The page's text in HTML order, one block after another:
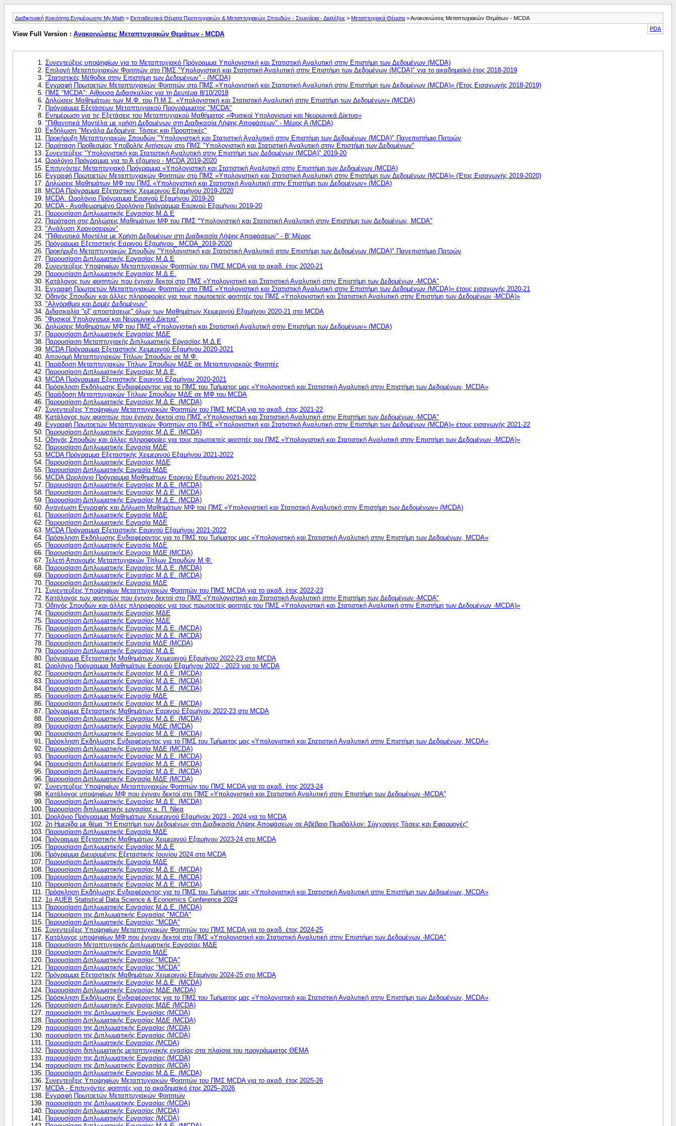
Διαδικτυακή Κοινότητα Ενημέρωσης My.Math > Εκπαιδευτικά Θέματα Προπτυχιακών & Μεταπτυχιακών Σπουδών - Σεμινάρια - Διαλέξεις > Μεταπτυχιακά Θέματα > Ανακοινώσεις Μεταπτυχιακών Θεμάτων - MCDA
PDA
View Full Version : Ανακοινώσεις Μεταπτυχιακών Θεμάτων - MCDA
Συνεντεύξεις υποψηφίων για το Μεταπτυχιακό Πρόγραμμα Υπολογιστική και Στατιστική Αναλυτική στην Επιστήμη των Δεδομένων (MCDA)
Επιλογή Μεταπτυχιακών Φοιτητών στο ΠΜΣ "Υπολογιστική και Στατιστική Αναλυτική στην Επιστήμη των Δεδομένων (MCDA)" για το ακαδημαϊκό έτος 2018-2019
"Στατιστικές Μέθοδοι στην Επιστήμη των Δεδομένων" - (MCDA)
Εγγραφή Πρωτοετών Μεταπτυχιακών Φοιτητών στο ΠΜΣ «Υπολογιστική και Στατιστική Αναλυτική στην Επιστήμη των Δεδομένων (MCDA)» (Έτος Εισαγωγής 2018-2019)
ΠΜΣ "MCDA": Αίθουσα Διδασκαλίας για τη Δευτέρα 8/10/2018
Δηλώσεις Μαθημάτων των Μ.Φ. του Π.Μ.Σ. «Υπολογιστική και Στατιστική Αναλυτική στην Επιστήμη των Δεδομένων» (MCDA)
Πρόγραμμα Εξετάσεων Μεταπτυχιακού Προγράμματος "MCDA"
Ενημέρωση για τις Eξετάσεις του Mεταπτυχιακού Mαθήματος «Φυσικοί Υπολογισμοί και Νευρωνικά Δίκτυα»
"Πιθανοτικά Μοντέλα με χρήση Δεδομένων στη Διαδικασία Λήψης Αποφάσεων" - Μέρος Α (MCDA)
Εκδήλωση "Μεγάλα Δεδομένα: Τάσεις και Προοπτικές"
Προκήρυξη Μεταπτυχιακών Σπουδών "Υπολογιστική και Στατιστική Αναλυτική στην Επιστήμη των Δεδομένων (MCDA)" Πανεπιστήμιο Πατρών
Παράταση Προθεσμίας Υποβολής Αιτήσεων στο ΠΜΣ "Υπολογιστική και Στατιστική Αναλυτική στην Επιστήμη των Δεδομένων"
Συνεντεύξεις "Υπολογιστική και Στατιστική Αναλυτική στην Επιστήμη των Δεδομένων (MCDA)" 2019-20
Ωρολόγιο Πρόγραμμα για το Ά εξάμηνο - MCDA 2019-2020
Eπιτυχόντες Μεταπτυχιακό Πρόγραμμα «Υπολογιστική και Στατιστική Αναλυτική στην Επιστήμη των Δεδομένων (MCDA)
Εγγραφή Πρωτοετών Μεταπτυχιακών Φοιτητών στο ΠΜΣ «Υπολογιστική και Στατιστική Αναλυτική στην Επιστήμη των Δεδομένων (MCDA)» (Έτος Εισαγωγής 2019-2020)
Δηλώσεις Μαθημάτων ΜΦ του ΠΜΣ «Υπολογιστική και Στατιστική Αναλυτική στην Επιστήμη των Δεδομένων» (MCDA)
MCDA Πρόγραμμα Εξεταστικής Χειμερινού Εξαμήνου 2019-2020
MCDA. Ωρολόγιο Πρόγραμμα Εαρινού Εξαμήνου 2019-20
MCDA - Αναθεωρημένο Ωρολόγιο Πρόγραμμα Εαρινού Εξαμήνου 2019-20
Παρουσίαση Διπλωματικής Εργασίας Μ.Δ.Ε
Παράταση στις Δηλώσεις Μαθημάτων ΜΦ του ΠΜΣ "Υπολογιστική και Στατιστική Αναλυτική στην Επιστήμη των Δεδομένων, MCDA"
"Ανάλυση Χρονοσειρών"
"Πιθανοτικά Μοντέλα με Χρήση Δεδομένων στη Διαδικασία Λήψης Αποφάσεων" - Β' Μέρος
Πρόγραμμα Εξεταστικής Eαρινού Εξαμήνου_ MCDA_2019-2020
Προκήρυξη Μεταπτυχιακών Σπουδών "Υπολογιστική και Στατιστική Αναλυτική στην Επιστήμη των Δεδομένων (MCDA)" Πανεπιστήμιο Πατρών
Παρουσίαση Διπλωματικής Εργασίας Μ.Δ.Ε
Συνεντεύξεις Υποψηφίων Μεταπτυχιακών Φοιτητών του ΠΜΣ MCDA για το ακαδ. έτος 2020-21
Παρουσίαση Διπλωματικής Εργασίας Μ.Δ.Ε.
Κατάλογος των φοιτητών που έγιναν δεκτοί στο ΠΜΣ «Υπολογιστική και Στατιστική Αναλυτική στην Επιστήμη των Δεδομένων -MCDA"
Εγγραφή Πρωτοετών Μεταπτυχιακών Φοιτητών στο ΠΜΣ «Υπολογιστική και Στατιστική Αναλυτική στην Επιστήμη των Δεδομένων (MCDA)» έτους εισαγωγής 2020-21
Οδηγός Σπουδών και άλλες πληροφορίες για τους πρωτοετείς φοιτητές του ΠΜΣ «Υπολογιστική και Στατιστική Αναλυτική στην Επιστήμη των Δεδομένων -MCDA)»
"Αλγόριθμοι και Δομές Δεδομένων"
Διδασκαλία "εξ' αποστάσεως" όλων των Μαθημάτων Χειμερινού Εξαμήνου 2020-21 στο MCDA
"Φυσικοί Yπολογισμοί και Nευρωνικά Δίκτυα"
Δηλώσεις Μαθημάτων ΜΦ του ΠΜΣ «Υπολογιστική και Στατιστική Αναλυτική στην Επιστήμη των Δεδομένων» (MCDA)
Παρουσίαση Διπλωματικής Εργασίας ΜΔΕ
Παρουσίαση Μεταπτυχιακής Διπλωματικής Εργασίας Μ.Δ.Ε
MCDA Πρόγραμμα Εξεταστικής Χειμερινού Εξαμήνου 2020-2021
Απονομή Μεταπτυχιακών Τίτλων Σπουδών σε Μ.Φ.
Παράδοση Μεταπτυχιακών Τίτλων Σπουδών ΜΔΕ σε Μεταπτυχιακούς Φοιτητές
Παρουσίαση Διπλωματικής Εργασίας Μ.Δ.Ε.
MCDA Πρόγραμμα Εξεταστικής Εαρινού Εξαμήνου 2020-2021
Πρόσκληση Εκδήλωσης Ενδιαφέροντος για το ΠΜΣ του Τμήματος μας «Υπολογιστική και Στατιστική Αναλυτική στην Επιστήμη των Δεδομένων, MCDA»
Παράδοση Μεταπτυχιακών Τίτλων Σπουδών ΜΔΕ σε ΜΦ του MCDA
Παρουσίαση Διπλωματικής Εργασίας Μ.Δ.Ε. (MCDA)
Συνεντεύξεις Υποψηφίων Μεταπτυχιακών Φοιτητών του ΠΜΣ MCDA για το ακαδ. έτος 2021-22
Κατάλογος των φοιτητών που έγιναν δεκτοί στο ΠΜΣ «Υπολογιστική και Στατιστική Αναλυτική στην Επιστήμη των Δεδομένων -MCDA"
Εγγραφή Πρωτοετών Μεταπτυχιακών Φοιτητών στο ΠΜΣ «Υπολογιστική και Στατιστική Αναλυτική στην Επιστήμη των Δεδομένων (MCDA)» έτους εισαγωγής 2021-22
Παρουσίαση Διπλωματικής Εργασίας Μ.Δ.Ε. (MCDA)
Οδηγός Σπουδών και άλλες πληροφορίες για τους πρωτοετείς φοιτητές του ΠΜΣ «Υπολογιστική και Στατιστική Αναλυτική στην Επιστήμη των Δεδομένων -MCDA)»
Παρουσίαση Διπλωματικής Εργασία ΜΔΕ
MCDA Πρόγραμμα Εξεταστικής Χειμερινού Εξαμήνου 2021-2022
Παρουσίαση Διπλωματικής Εργασίας ΜΔΕ
Παρουσίαση Διπλωματικής Εργασία ΜΔΕ
MCDA Ωρολόγιο Πρόγραμμα Μαθημάτων Εαρινού Εξαμήνου 2021-2022
Παρουσίαση Διπλωματικής Εργασίας Μ.Δ.Ε. (MCDA)
Παρουσίαση Διπλωματικής Εργασίας Μ.Δ.Ε. (MCDA)
Παρουσίαση Διπλωματικής Εργασίας Μ.Δ.Ε. (MCDA)
Ανανέωση Εγγραφής και Δήλωση Μαθημάτων ΜΦ του ΠΜΣ «Υπολογιστική και Στατιστική Αναλυτική στην Επιστήμη των Δεδομένων» (MCDA)
Παρουσίαση Διπλωματικής Εργασία ΜΔΕ
Παρουσίαση Διπλωματικής Εργασία ΜΔΕ
MCDA Πρόγραμμα Εξεταστικής Εαρινού Εξαμήνου 2021-2022
Πρόσκληση Εκδήλωσης Ενδιαφέροντος για το ΠΜΣ του Τμήματος μας «Υπολογιστική και Στατιστική Αναλυτική στην Επιστήμη των Δεδομένων, MCDA»
Παρουσίαση Διπλωματικής Εργασία ΜΔΕ
Παρουσίαση Διπλωματικής Εργασία ΜΔΕ (MCDA)
Τελετή Απονομής Μεταπτυχιακών Τίτλων Σπουδών Μ.Φ.
Παρουσίαση Διπλωματικής Εργασίας Μ.Δ.Ε. (MCDA)
Παρουσίαση Διπλωματικής Εργασίας Μ.Δ.Ε. (MCDA)
Παρουσίαση Διπλωματικής Εργασία ΜΔΕ
Συνεντεύξεις Υποψηφίων Μεταπτυχιακών Φοιτητών του ΠΜΣ MCDA για το ακαδ. έτος 2022-23
Κατάλογος των φοιτητών που έγιναν δεκτοί στο ΠΜΣ «Υπολογιστική και Στατιστική Αναλυτική στην Επιστήμη των Δεδομένων -MCDA"
Οδηγός Σπουδών και άλλες πληροφορίες για τους πρωτοετείς φοιτητές του ΠΜΣ «Υπολογιστική και Στατιστική Αναλυτική στην Επιστήμη των Δεδομένων -MCDA)»
Παρουσίαση Διπλωματικής Εργασίας ΜΔΕ
Παρουσίαση Διπλωματικής Εργασίας ΜΔΕ
Παρουσίαση Διπλωματικής Εργασίας Μ.Δ.Ε. (MCDA)
Παρουσίαση Διπλωματικής Εργασίας Μ.Δ.Ε. (MCDA)
Παρουσίαση Διπλωματικής Εργασία ΜΔΕ (MCDA)
Παρουσίαση Διπλωματικής Εργασίας Μ.Δ.Ε
Πρόγραμμα Εξεταστικής Μαθημάτων Χειμερινού Εξαμήνου 2022-23 στο MCDA
Ωρολόγιο Πρόγραμμα Μαθημάτων Εαρινού Εξαμήνου 2022 - 2023 για το MCDA
Παρουσίαση Διπλωματικής Εργασίας Μ.Δ.Ε. (MCDA)
Παρουσίαση Διπλωματικής Εργασίας Μ.Δ.Ε. (MCDA)
Παρουσίαση Διπλωματικής Εργασίας Μ.Δ.Ε. (MCDA)
Παρουσίαση Διπλωματικής Εργασία ΜΔΕ
Παρουσίαση Διπλωματικής Εργασίας Μ.Δ.Ε. (MCDA)
Πρόγραμμα Εξεταστικής Μαθημάτων Εαρινού Εξαμήνου 2022-23 στο MCDA
Παρουσίαση Διπλωματικής Εργασίας Μ.Δ.Ε. (MCDA)
Παρουσίαση Διπλωματικής Εργασία ΜΔΕ (MCDA)
Παρουσίαση Διπλωματικής Εργασίας Μ.Δ.Ε. (MCDA)
Πρόσκληση Εκδήλωσης Ενδιαφέροντος για το ΠΜΣ του Τμήματος μας «Υπολογιστική και Στατιστική Αναλυτική στην Επιστήμη των Δεδομένων, MCDA»
Παρουσίαση Διπλωματικής Εργασία ΜΔΕ (MCDA)
Παρουσίαση Διπλωματικής Εργασίας Μ.Δ.Ε. (MCDA)
Παρουσίαση Διπλωματικής Εργασίας Μ.Δ.Ε. (MCDA)
Παρουσίαση Διπλωματικής Εργασίας Μ.Δ.Ε. (MCDA)
Παρουσίαση Διπλωματικής Εργασία ΜΔΕ (MCDA)
Συνεντεύξεις Υποψηφίων Μεταπτυχιακών Φοιτητών του ΠΜΣ MCDA για το ακαδ. έτος 2023-24
Κατάλογος υποψηφίων ΜΦ που έγιναν δεκτοί στο ΠΜΣ «Υπολογιστική και Στατιστική Αναλυτική στην Επιστήμη των Δεδομένων -MCDA"
Παρουσίαση Διπλωματικής Εργασίας Μ.Δ.Ε. (MCDA)
Παρουσίαση διπλωματικής εργασίας κ. Π. Νίκα
Ωρολόγιο Πρόγραμμα Μαθημάτων Χειμερινού Εξαμήνου 2023 - 2024 για το MCDA
2η Ημερίδα με θέμα "Η Επιστήμη των Δεδομένων στη Διαδικασία Λήψης Αποφάσεων σε Αβέβαιο Περιβάλλον: Σύγχρονες Τάσεις και Εφαρμογές"
Παρουσίαση Διπλωματικής Εργασία ΜΔΕ
Πρόγραμμα Εξεταστικής Μαθημάτων Χειμερινού Εξαμήνου 2023-24 στο MCDA
Παρουσίαση Διπλωματικής Εργασίας Μ.Δ.Ε
Πρόγραμμα Διευρυμένης Εξεταστικής Ιουνίου 2024 στο MCDA
Παρουσίαση Διπλωματικής Εργασία ΜΔΕ
Παρουσίαση Διπλωματικής Εργασίας Μ.Δ.Ε. (MCDA)
Παρουσίαση Διπλωματικής Εργασίας Μ.Δ.Ε. (MCDA)
Παρουσίαση Διπλωματικής Εργασίας Μ.Δ.Ε. (MCDA)
Πρόσκληση Εκδήλωσης Ενδιαφέροντος για το ΠΜΣ του Τμήματος μας «Υπολογιστική και Στατιστική Αναλυτική στην Επιστήμη των Δεδομένων, MCDA»
1ο AUEB Statistical Data Science & Economics Conference 2024
Παρουσίαση Διπλωματικής Εργασίας Μ.Δ.Ε. (MCDA)
Παρουσίαση της Διπλωματικής Εργασίας "ΜCDA"
Παρουσίαση Διπλωματικής Εργασίας "ΜCDA"
Συνεντεύξεις Υποψηφίων Μεταπτυχιακών Φοιτητών του ΠΜΣ MCDA για το ακαδ. έτος 2024-25
Κατάλογος υποψηφίων ΜΦ που έγιναν δεκτοί στο ΠΜΣ «Υπολογιστική και Στατιστική Αναλυτική στην Επιστήμη των Δεδομένων -MCDA"
Παρουσίαση Μεταπτυχιακής Διπλωματικής Εργασίας ΜΔΕ
Παρουσίαση Διπλωματικής Εργασία ΜΔΕ
Παρουσίαση Διπλωματικής Εργασίας "ΜCDA"
Παρουσίαση Διπλωματικής Εργασίας "ΜCDA"
Πρόγραμμα Εξεταστικής Μαθημάτων Χειμερινού Εξαμήνου 2024-25 στο MCDA
Παρουσίαση Διπλωματικής Εργασίας Μ.Δ.Ε. (MCDA)
Παρουσίαση Διπλωματικής Εργασίας ΜΔΕ (MCDA)
Πρόσκληση Εκδήλωσης Ενδιαφέροντος για το ΠΜΣ του Τμήματος μας «Υπολογιστική και Στατιστική Αναλυτική στην Επιστήμη των Δεδομένων, MCDA»
Παρουσίαση Διπλωματικής Εργασίας ΜΔΕ (MCDA)
παρουσίαση της Διπλωματικής Εργασίας (MCDA)
Παρουσίαση Διπλωματικής Εργασίας ΜΔΕ (MCDA)
παρουσίαση της Διπλωματικής Εργασίας (MCDA)
παρουσίαση της Διπλωματικής Εργασίας (MCDA)
Παρουσίαση Διπλωματικής Εργασίας (MCDA)
Παρουσίαση διπλωματικής μεταπτυχιακής εγασίας στα πλαίσια του προγράμματος ΘΕΜΑ
παρουσίαση της Διπλωματικής Εργασίας (MCDA)
παρουσίαση της Διπλωματικής Εργασίας (MCDA)
Παρουσίαση Διπλωματικής Εργασίας Μ.Δ.Ε. (MCDA)
Συνεντεύξεις Υποψηφίων Μεταπτυχιακών Φοιτητών του ΠΜΣ MCDA για το ακαδ. έτος 2025-26
MCDA - Eπιτυχόντες φοιτητές για το ακαδημαϊκό έτος 2025–2026
Εγγραφή Πρωτοετών Μεταπτυχιακών Φοιτητών
παρουσίαση της Διπλωματικής Εργασίας (MCDA)
Παρουσίαση Διπλωματικής Εργασίας (MCDA)
Παρουσίαση Διπλωματικής Εργασίας (MCDA)